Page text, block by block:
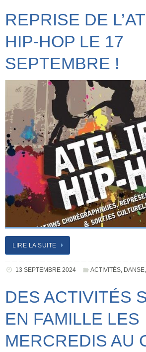
REPRISE DE
HIP-HOP LE 17
SEPTEMBRE !
LIRE LA SUITE
13 SEPTEMBRE 2024 ACTIVITÉS, DANSE
DES ACTIVITÉS
EN FAMILLE LES
MERCREDIS AU